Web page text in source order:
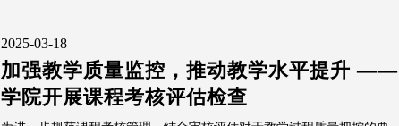
2025-03-18
加强教学质量监控，推动教学水平提升 ——
学院开展课程考核评估检查